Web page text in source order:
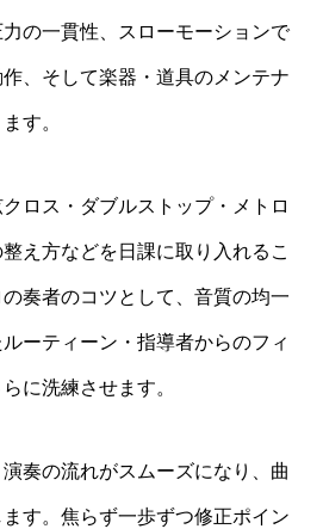
の一貫性、スローモーションで
、そして楽器・道具のメンテナ
す。
ロス・ダブルストップ・メトロ
え方などを日課に取り入れるこ
奏者のコツとして、音質の均一
ーティーン・指導者からのフィ
に洗練させます。
奏の流れがスムーズになり、曲
す。焦らず一歩ずつ修正ポイン